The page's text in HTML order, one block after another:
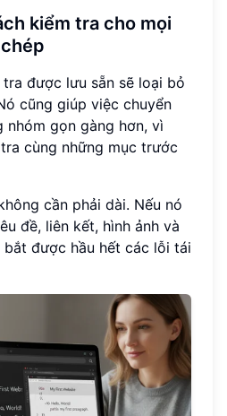
kiểm tra cho mọi
được lưu sẵn sẽ loại bỏ
cũng giúp việc chuyển
gọn gàng hơn, vì
cùng những mục trước
cần phải dài. Nếu nó
đề, liên kết, hình ảnh và
được hầu hết các lỗi tái